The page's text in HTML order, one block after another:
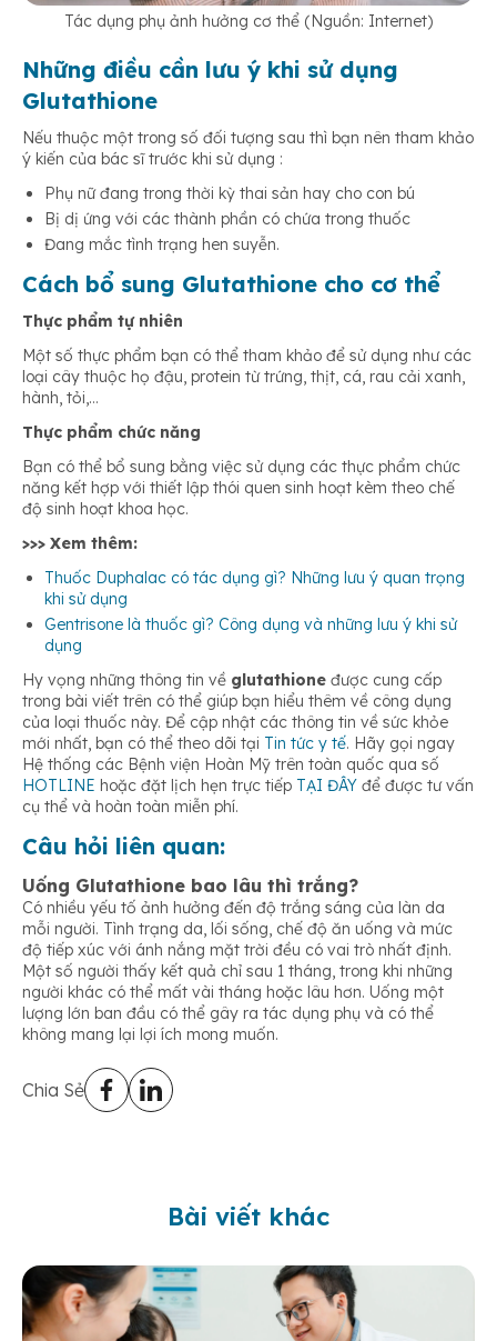
Tác dụng phụ ảnh hưởng cơ thể (Nguồn: Internet)
Những điều cần lưu ý khi sử dụng
Glutathione
Nếu thuộc một trong số đối tượng sau thì bạn nên tham khảo
ý kiến của bác sĩ trước khi sử dụng :
Phụ nữ đang trong thời kỳ thai sản hay cho con bú
Bị dị ứng với các thành phần có chứa trong thuốc
Đang mắc tình trạng hen suyễn.
Cách bổ sung Glutathione cho cơ thể
Thực phẩm tự nhiên
Một số thực phẩm bạn có thể tham khảo để sử dụng như các
loại cây thuộc họ đậu, protein từ trứng, thịt, cá, rau cải xanh,
hành, tỏi,…
Thực phẩm chức năng
Bạn có thể bổ sung bằng việc sử dụng các thực phẩm chức
năng kết hợp với thiết lập thói quen sinh hoạt kèm theo chế
độ sinh hoạt khoa học.
>>> Xem thêm:
Thuốc Duphalac có tác dụng gì? Những lưu ý quan trọng
khi sử dụng
Gentrisone là thuốc gì? Công dụng và những lưu ý khi sử
dụng
Hy vọng những thông tin về glutathione được cung cấp
trong bài viết trên có thể giúp bạn hiểu thêm về công dụng
của loại thuốc này. Để cập nhật các thông tin về sức khỏe
mới nhất, bạn có thể theo dõi tại Tin tức y tế. Hãy gọi ngay
Hệ thống các Bệnh viện Hoàn Mỹ trên toàn quốc qua số
HOTLINE hoặc đặt lịch hẹn trực tiếp TẠI ĐÂY để được tư vấn
cụ thể và hoàn toàn miễn phí.
Câu hỏi liên quan:
Uống Glutathione bao lâu thì trắng?
Có nhiều yếu tố ảnh hưởng đến độ trắng sáng của làn da
mỗi người. Tình trạng da, lối sống, chế độ ăn uống và mức
độ tiếp xúc với ánh nắng mặt trời đều có vai trò nhất định.
Một số người thấy kết quả chỉ sau 1 tháng, trong khi những
người khác có thể mất vài tháng hoặc lâu hơn. Uống một
lượng lớn ban đầu có thể gây ra tác dụng phụ và có thể
không mang lại lợi ích mong muốn.
Chia Sẻ
Bài viết khác